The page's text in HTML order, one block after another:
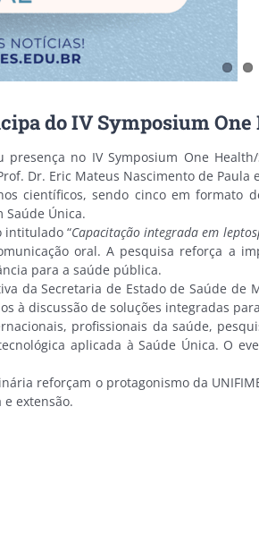
do IV Symposium
presença no IV Symposium One
Dr. Eric Mateus Nascimento de Paula
científicos, sendo cinco em
Única.
intitulado “Capacitação integrada em
oral. A pesquisa reforça a
para a saúde pública.
da Secretaria de Estado de Saúde
à discussão de soluções integradas
profissionais da saúde,
aplicada à Saúde Única. O
reforçam o protagonismo da
extensão.